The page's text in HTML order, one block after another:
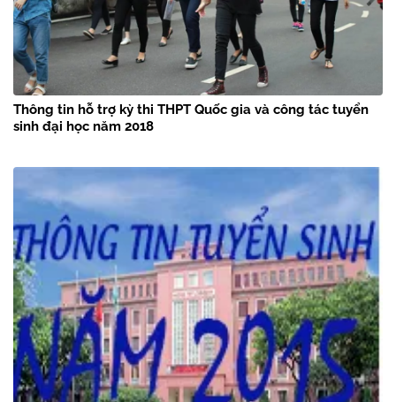
Thông tin hỗ trợ kỳ thi THPT Quốc gia và công tác tuyển
sinh đại học năm 2018